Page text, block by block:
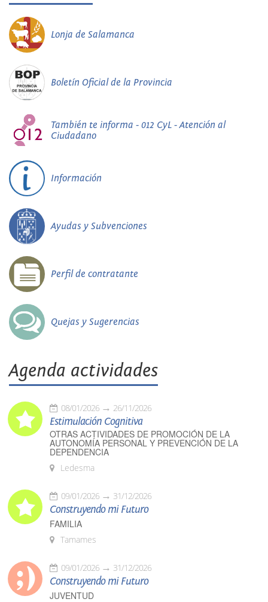
Lonja de Salamanca
Boletín Oficial de la Provincia
También te informa - 012 CyL - Atención al
Ciudadano
Información
Ayudas y Subvenciones
Perfil de contratante
Quejas y Sugerencias
Agenda actividades
08/01/2026 26/11/2026
Estimulación Cognitiva
OTRAS ACTIVIDADES DE PROMOCIÓN DE LA
AUTONOMÍA PERSONAL Y PREVENCIÓN DE LA
DEPENDENCIA
Ledesma
09/01/2026 31/12/2026
Construyendo mi Futuro
FAMILIA
Tamames
09/01/2026 31/12/2026
Construyendo mi Futuro
JUVENTUD